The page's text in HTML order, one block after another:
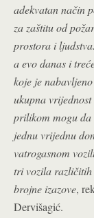
adekvatan način
za zaštitu od
prostora i
a evo danas i
koje je
ukupna
prilikom mogu da
jednu vrijednu
vatrogasnom
tri vozila
brojne izazove,
Dervišagić.